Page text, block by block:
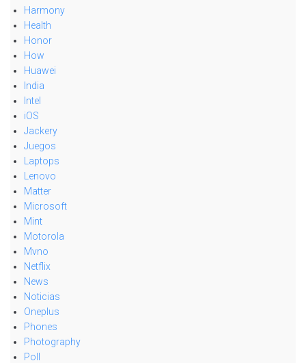
Harmony
Health
Honor
How
Huawei
India
Intel
iOS
Jackery
Juegos
Laptops
Lenovo
Matter
Microsoft
Mint
Motorola
Mvno
Netflix
News
Noticias
Oneplus
Phones
Photography
Poll